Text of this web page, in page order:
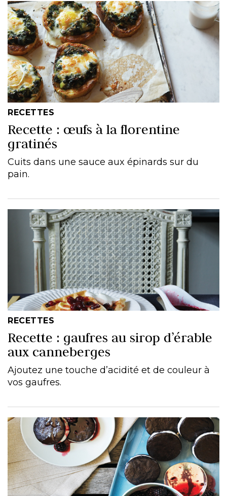
RECETTES
Recette : œufs à la florentine
gratinés
Cuits dans une sauce aux épinards sur du
pain.
RECETTES
Recette : gaufres au sirop d’érable
aux canneberges
Ajoutez une touche d’acidité et de couleur à
vos gaufres.